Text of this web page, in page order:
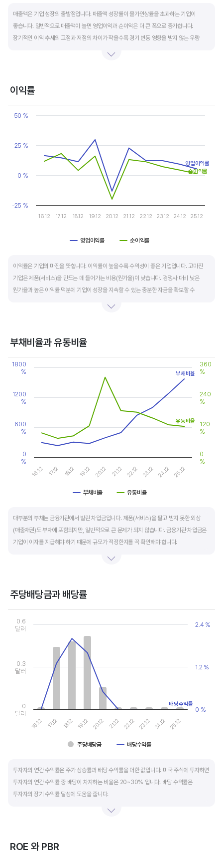
매출액은 기업 성장의 출발점입니다. 매출액 성장률이 물가인상률을 초과하는 기업이
좋습니다. 일반적으로 매출액이 늘면 영업이익과 순이익은 더 큰 폭으로 증가합니다.
장기적인 이익 추세의 고점과 저점의 차이가 작을수록 경기 변동 영향을 받지 않는 우량
매우 클뿐 아니라 수년간 매출액 감소가 이어지기도 합니다. 심할 경우 경기 변동에 따라
이익률
Chart
Line chart with 2 lines.
The chart has 1 Y axis displaying values. Data ranges from -
영업이익률 순이익률
16.12 17.12 18.12 19.12 20.12 21.12 22.12 23.12 24.12 25.12
-25 %
0 %
25 %
50 %
영업이익률
순이익률
이익률은 기업의 마진을 뜻합니다. 이익률이 높을수록 수익성이 좋은 기업입니다. 고마진
기업은 제품(서비스)을 만드는 데 들어가는 비용(원가율)이 낮습니다. 경쟁사 대비 낮은
원가율과 높은 이익률 덕분에 기업이 성장을 지속할 수 있는 충분한 자금을 확보할 수
높은 이익률을 올리고 있다면, 그 기업은 타사 대비 제품(서비스)의 경쟁력이 높은 것으로
부채비율과 유동비율
Chart
Line chart with 2 lines.
View as data table, Chart
The chart has 1 X axis displaying categories.
The chart has 2 Y axes displaying values, and values.
부채비율 유동비율
16.12 17.12 18.12 19.12 20.12 21.12 22.12 23.12 24.12 25.12
0
%
600
%
1200
%
1800
%
0
%
120
%
240
%
360
%
부채비율
유동비율
대부분의 부채는 금융기관에서 빌린 차입금입니다. 제품(서비스)을 팔고 받지 못한 외상
(매출채권)도 부채에 포함되지만, 일반적으로 큰 문제가 되지 않습니다. 금융기관 차입금은
기업이 이자를 지급해야 하기 때문에 규모가 적정한지를 꼭 확인해야 합니다.
비교해서 보는 것이 좋습니다. 그외 이자보상배율과 현금흐름표를 함께 체크하면, 부도
주당배당금과 배당률
Chart
Combination chart with 2 data series.
View as data table, Chart
The chart has 1 X axis displaying categories.
The chart has 2 Y axes displaying values, and values.
주당배당금 배당수익률
16.12 17.12 18.12 19.12 20.12 21.12 22.12 23.12 24.12 25.12
0
달러
0.3
달러
0.6
달러
0 %
1.2 %
2.4 %
배당수익률
투자자의 연간 수익률은 주가 상승률과 배당 수익률을 더한 값입니다. 미국 주식에 투자하면
투자자의 연간 수익률 중 배당이 차지하는 비율은 20~30% 입니다. 배당 수익률은
투자자의 장기 수익률 달성에 도움을 줍니다.
주당배당금의 비율입니다. 예를 들어 A 주식을 주당 100 달러에 매수하고 주당배당금으로
ROE 와 PBR